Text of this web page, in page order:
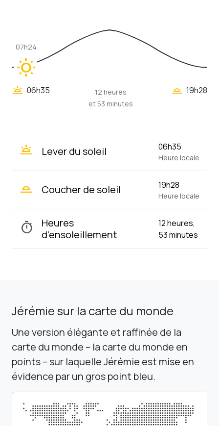
wb_sunny
07h24
wb_twilight 06h35
12 heures
et 53 minutes
wb_twilight_2 19h28
wb_twilight Lever du soleil 06h35
Heure locale
wb_twilight_2 Coucher de soleil 19h28
Heure locale
timer
Heures
d'ensoleillement
12 heures,
53 minutes
Jérémie sur la carte du monde
Une version élégante et raffinée de la
carte du monde – la carte du monde en
points – sur laquelle Jérémie est mise en
évidence par un gros point bleu.